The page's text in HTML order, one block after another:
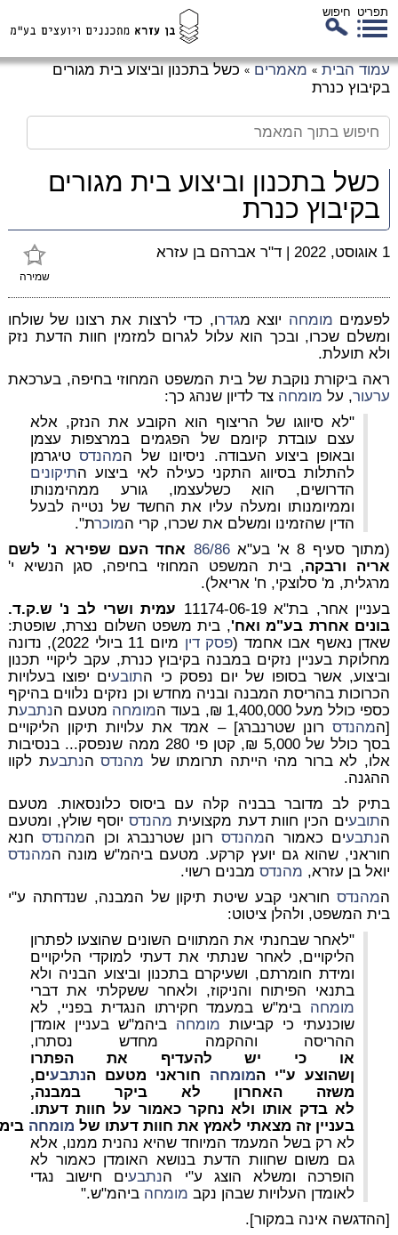
תפריט חיפוש
עמוד הבית » מאמרים » כשל בתכנון וביצוע בית מגורים
בקיבוץ כנרת
כשל בתכנון וביצוע בית מגורים
בקיבוץ כנרת
שמירה
1 אוגוסט, 2022 | ד"ר אברהם בן עזרא
לפעמים מומחה יוצא מגדרו, כדי לרצות את רצונו של שולחו
ומשלם שכרו, ובכך הוא עלול לגרום למזמין חוות הדעת נזק
ולא תועלת.
ראה ביקורת נוקבת של בית המשפט המחוזי בחיפה, בערכאת
ערעור, על מומחה צד לדיון שנהג כך:
"לא סיווגו של הריצוף הוא הקובע את הנזק, אלא
עצם עובדת קיומם של הפגמים במרצפות עצמן
ובאופן ביצוע העבודה. ניסיונו של המהנדסטיגרמן
להתלות בסיווג התקני כעילה לאי ביצוע התיקונים
הדרושים, הוא כשלעצמו, גורע ממהימנותו
וממיומנותו ומעלה עליו את החשד של נטייה לבעל
הדין שהזמינו ומשלם את שכרו, קרי המוכרת".
(מתוך סעיף 8 א' בע"א
86/86 אחד העם שפירא נ' לשם
אריה ורבקה, בית המשפט המחוזי בחיפה, סגן הנשיא י'
מרגלית, מ' סלוצקי, ח' אריאל).
בעניין אחר, בת"א 11174-06-19
עמית ושרי לב נ' ש.ק.ד.
בונים אחרת בע"מ ואח', בית משפט השלום נצרת, שופטת:
שאדן נאשף אבו אחמד (פסק דין
מיום 11 ביולי 2022), נדונה
מחלוקת בעניין נזקים במבנה בקיבוץ כנרת, עקב ליקויי תכנון
וביצוע, אשר בסופו של יום נפסק כי התובעים יפוצו בעלויות
הכרוכותבהריסת המבנה ובניה מחדש וכן נזקים נלווים בהיקף
כספי כולל מעל 1,400,000 ₪, בעוד ה
מומחה מטעם הנתבעת
[המהנדסרונן שטרנברג] – אמד את עלויות תיקון הליקויים
בסך כולל של 5,000 ₪, קטן פי 280 ממה שנפסק... בנסיבות
אלו, לא ברור מהי הייתה תרומתו של מהנדסהנתבעת לקוו
ההגנה.
בתיק לב מדובר בבניה קלה עם ביסוס כלונסאות. מטעם
התובעים הכין חוות דעת מקצועית מהנדסיוסף שולץ, ומטעם
הנתבעים כאמור המהנדסרונן שטרנברג וכן המהנדסחנא
חוראני, שהוא גם יועץ קרקע. מטעם ביהמ"ש מונה המהנדס
יואל בן עזרא, מהנדסמבנים רשוי.
המהנדסחוראני קבע שיטת תיקון של המבנה, שנדחתה ע"י
בית המשפט, ולהלן ציטוט:
"לאחר שבחנתי את המתווים השונים שהוצעו לפתרון
הליקויים, לאחר שנתתי את דעתי למוקדי הליקויים
ומידת חומרתם, ושעיקרם בתכנון וביצוע הבניה ולא
בתנאי הפיתוח והניקוז, ולאחר ששקלתי את דברי
מומחה בימ"ש במעמד חקירתו הנגדית בפניי, לא
שוכנעתי כי קביעות מומחה ביהמ"ש בעניין אומדן
ההריסה וההקמה מחדש נסתרו,
או כי יש להעדיף אתהפתרו
ןשהוצע ע"י המומחה חוראני מטעםהנתבעים,
משזה האחרון לאביקרבמבנה,
לא בדק אותו ולא נחקרכאמור על חוותדעתו.
בעניין זה מצאתי לאמץ את חוות דעתו של מומחה בימ
לא רק בשל המעמד המיוחד שהיא נהנית ממנו, אלא
גם משום שחוות הדעת בנושא האומדן כאמור לא
הופרכה ומשלא הוצג ע"י הנתבעים חישוב נגדי
לאומדן העלויות שבהן נקב מומחה ביהמ"ש."
[ההדגשה אינה במקור].